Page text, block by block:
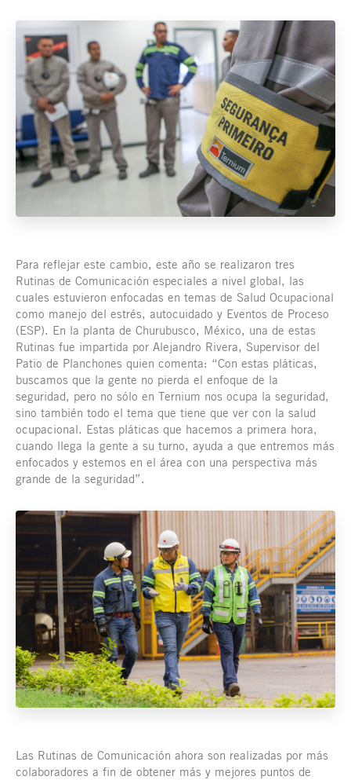
Para reflejar este cambio, este año se realizaron tres
Rutinas de Comunicación especiales a nivel global, las
cuales estuvieron enfocadas en temas de Salud Ocupacional
como manejo del estrés, autocuidado y Eventos de Proceso
(ESP). En la planta de Churubusco, México, una de estas
Rutinas fue impartida por Alejandro Rivera, Supervisor del
Patio de Planchones quien comenta: “Con estas pláticas,
buscamos que la gente no pierda el enfoque de la
seguridad, pero no sólo en Ternium nos ocupa la seguridad,
sino también todo el tema que tiene que ver con la salud
ocupacional. Estas pláticas que hacemos a primera hora,
cuando llega la gente a su turno, ayuda a que entremos más
enfocados y estemos en el área con una perspectiva más
grande de la seguridad”.
Las Rutinas de Comunicación ahora son realizadas por más
colaboradores a fin de obtener más y mejores puntos de